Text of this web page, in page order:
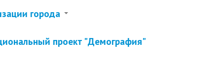
города
проект "Демография"